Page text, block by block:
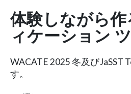
体験しながら
ィケーション
WACATE 2025 冬及びJaSST
す。